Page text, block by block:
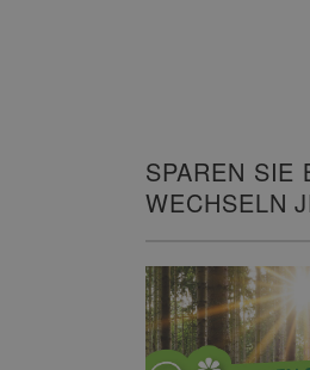
SPAREN SIE
WECHSELN